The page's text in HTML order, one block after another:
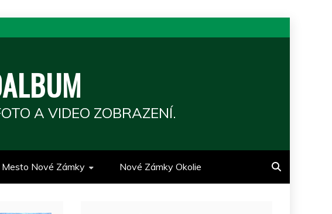
A VIDEO ZOBRAZENÍ.
Mesto Nové Zámky Nové Zámky Okolie